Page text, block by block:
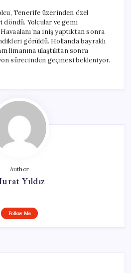
Tenerife üzerinden özel
döndü. Yolcular ve gemi
iniş yaptıktan sonra
görüldü. Hollanda bayraklı
limanına ulaştıktan sonra
sürecinden geçmesi bekleniyor.
Author
Yıldız
Follow Me